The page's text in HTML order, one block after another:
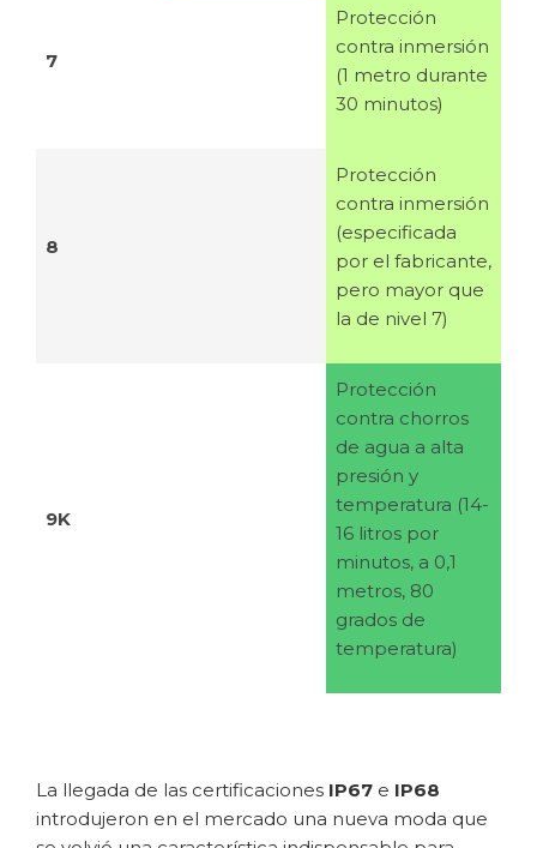
7
Protección
contra inmersión
(1 metro durante
30 minutos)
8
Protección
contra inmersión
(especificada
por el fabricante,
pero mayor que
la de nivel 7)
9K
Protección
contra chorros
de agua a alta
presión y
temperatura (14-
16 litros por
minutos, a 0,1
metros, 80
grados de
temperatura)
La llegada de las certificaciones IP67 e IP68
introdujeron en el mercado una nueva moda que